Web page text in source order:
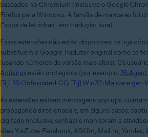
baseados no Chromium (inclusive o Google
Firefox para Windows. A família de malwares foi
("sopa de letrinhas", em tradução livre).
Essas extensões não estão disponíveis na loja
substituem o Google Tradutor original como se
(usando números de versão mais altos). Os
Antivírus estão protegidos (por exemplo,
[Trj] JS:Obfuscated-GQ [Trj] Win32:Malware-gen
As extensões exibem mensagens pop-ups,
propaganda direcionada e, em alguns casos,
digitado (inclusive senhas) e monitoram a
sites YouTube, Facebook, ASKfm, Mail.ru, Yandex,